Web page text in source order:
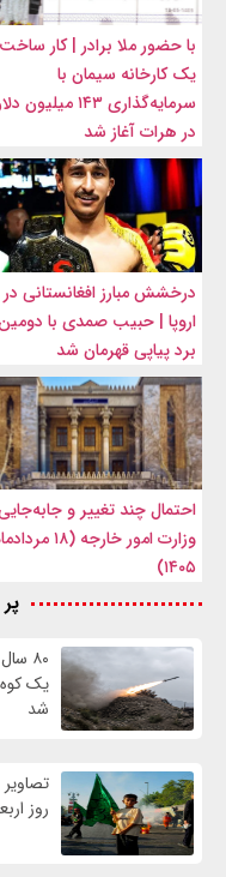
با حضور ملا برادر | کار ساخت
یک کارخانه سیمان با
سرمایه‌گذاری ۱۴۳
در هرات آغاز شد
درخشش مبارز افغانستانی در
اروپا | حبیب صمدی با
برد پیاپی قهرمان شد
احتمال چند تغییر و
وزارت امور خارجه (۱۸
۱۴۰۵)
یک
شد
روز